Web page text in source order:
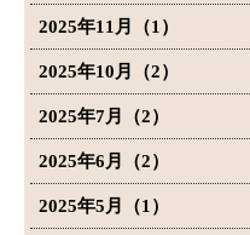
2025年11月（1）
2025年10月（2）
2025年7月（2）
2025年6月（2）
2025年5月（1）